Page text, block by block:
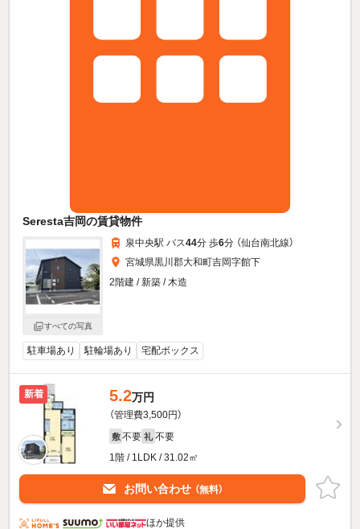
Seresta吉岡の賃貸物件
すべての写真
泉中央駅 バス44分 歩6分 （仙台南北線）
宮城県黒川郡大和町吉岡字館下
2階建 / 新築 / 木造
駐車場あり 駐輪場あり 宅配ボックス
新着 5.2万円
（管理費3,500円）
敷 不要 礼 不要
1階 / 1LDK / 31.02㎡
お問い合わせ （無料）
ほか提供